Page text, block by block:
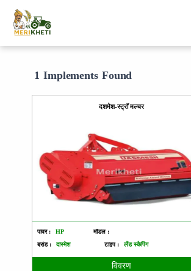
1 Implements Found
दशमेश-स्ट्रॉ मल्चर
पावर : HP
मॉडल :
ब्रांड :
दास्मेश टाइप : लैंड स्कैपिंग
विवरण